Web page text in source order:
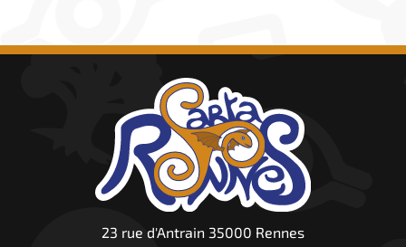
23 rue d'Antrain 35000 Rennes